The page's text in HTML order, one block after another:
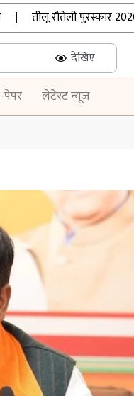
तीलू रौतेली पुरस्कार 2026:
देखिए
लेटेस्ट न्यूज़